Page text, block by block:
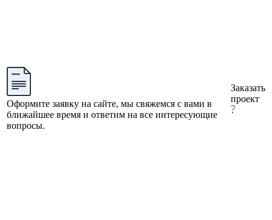
Оформите заявку на сайте, мы свяжемся с вами в
ближайшее время и ответим на все интересующие
вопросы.
Заказать
проект